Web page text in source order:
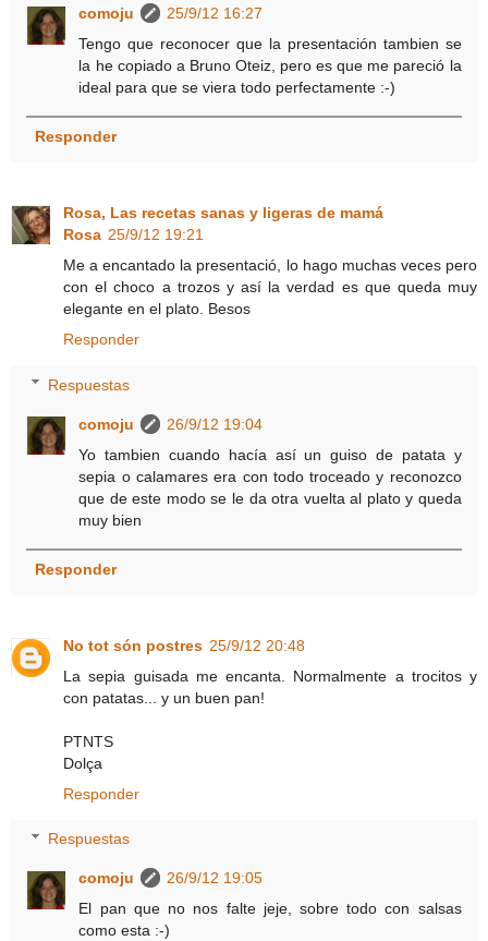
comoju
25/9/12 16:27
Tengo que reconocer que la presentación tambien se
la he copiado a Bruno Oteiz, pero es que me pareció la
ideal para que se viera todo perfectamente :-)
Responder
Rosa, Las recetas sanas y ligeras de mamá
Rosa 25/9/12 19:21
Me a encantado la presentació, lo hago muchas veces pero
con el choco a trozos y así la verdad es que queda muy
elegante en el plato. Besos
Responder
Respuestas
comoju
26/9/12 19:04
Yo tambien cuando hacía así un guiso de patata y
sepia o calamares era con todo troceado y reconozco
que de este modo se le da otra vuelta al plato y queda
muy bien
Responder
No tot són postres 25/9/12 20:48
La sepia guisada me encanta. Normalmente a trocitos y
con patatas... y un buen pan!
PTNTS
Dolça
Responder
Respuestas
comoju
26/9/12 19:05
El pan que no nos falte jeje, sobre todo con salsas
como esta :-)